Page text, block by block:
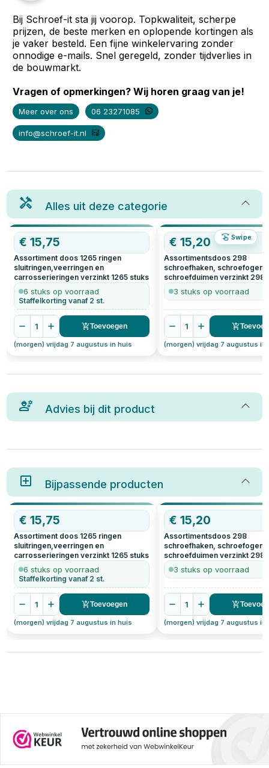
Bij Schroef-it sta jij voorop. Topkwaliteit, scherpe
prijzen, de beste merken en oplopende kortingen als
je vaker besteld. Een fijne winkelervaring zonder
onnodige e-mails. Snel geregeld, zonder tijdverlies in
de bouwmarkt.
Vragen of opmerkingen? Wij horen graag van je!
Meer over ons 06 23271085
info@schroef-it.nl
Alles uit deze categorie
Swipe
€15,75
Assortiment doos 1265 ringen
sluitringen,veerringen en
carrosserieringen verzinkt 1265 stuks
6 stuks op voorraad
Staffelkorting vanaf 2 st.
1 Toevoegen
(morgen) vrijdag 7 augustus in huis
€15,20
Assortimentsdoos 298
schroefhaken, schroefogen
schroefduimen verzinkt 298
3 stuks op voorraad
1
(morgen) vrijdag 7 augustus in
Advies bij dit product
Bijpassende producten
€15,75
Assortiment doos 1265 ringen
sluitringen,veerringen en
carrosserieringen verzinkt 1265 stuks
6 stuks op voorraad
Staffelkorting vanaf 2 st.
1 Toevoegen
(morgen) vrijdag 7 augustus in huis
€15,20
Assortimentsdoos 298
schroefhaken, schroefogen
schroefduimen verzinkt 298
3 stuks op voorraad
1
(morgen) vrijdag 7 augustus in